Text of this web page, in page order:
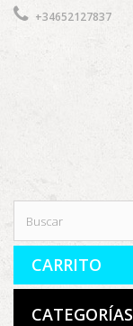
+34652127837
CARRITO
CATEGORÍAS